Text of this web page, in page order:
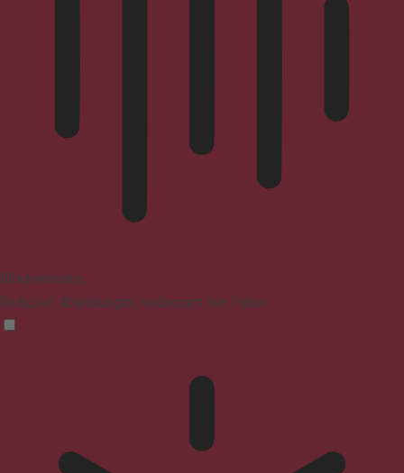
Blindenmodus
Reduziert Ablenkungen, verbessert den Fokus